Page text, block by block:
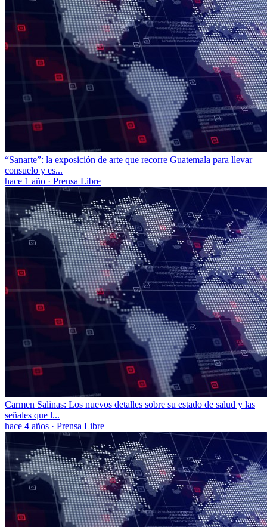
“Sanarte”: la exposición de arte que recorre Guatemala para llevar
consuelo y es...
hace 1 año · Prensa Libre
Carmen Salinas: Los nuevos detalles sobre su estado de salud y las
señales que l...
hace 4 años · Prensa Libre